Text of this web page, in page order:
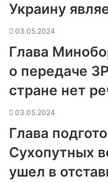
Украину
03.05.2024
Глава
о передаче
стране нет
03.05.2024
Глава
Сухопутных
ушел в